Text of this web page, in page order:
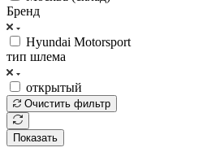
Бренд
Hyundai Motorsport
тип шлема
открытый
Очистить фильтр
Показать